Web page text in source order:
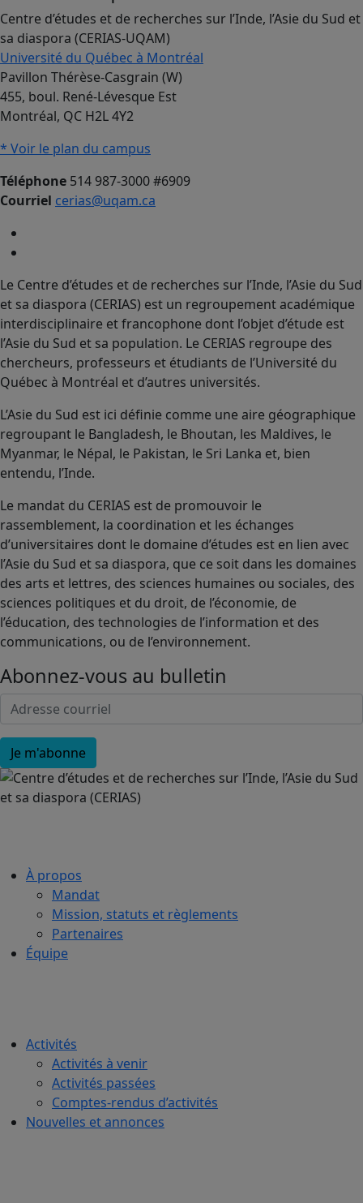
Centre d’études et de recherches sur l’Inde, l’Asie du Sud et
sa diaspora (CERIAS-UQAM)
Université du Québec à Montréal
Pavillon Thérèse-Casgrain (W)
455, boul. René-Lévesque Est
Montréal, QC H2L 4Y2
* Voir le plan du campus
Téléphone 514 987-3000 #6909
Courriel cerias@uqam.ca
Le Centre d’études et de recherches sur l’Inde, l’Asie du Sud
et sa diaspora (CERIAS) est un regroupement académique
interdisciplinaire et francophone dont l’objet d’étude est
l’Asie du Sud et sa population. Le CERIAS regroupe des
chercheurs, professeurs et étudiants de l’Université du
Québec à Montréal et d’autres universités.
L’Asie du Sud est ici définie comme une aire géographique
regroupant le Bangladesh, le Bhoutan, les Maldives, le
Myanmar, le Népal, le Pakistan, le Sri Lanka et, bien
entendu, l’Inde.
Le mandat du CERIAS est de promouvoir le
rassemblement, la coordination et les échanges
d’universitaires dont le domaine d’études est en lien avec
l’Asie du Sud et sa diaspora, que ce soit dans les domaines
des arts et lettres, des sciences humaines ou sociales, des
sciences politiques et du droit, de l’économie, de
l’éducation, des technologies de l’information et des
communications, ou de l’environnement.
Abonnez-vous au bulletin
À propos
Mandat
Mission, statuts et règlements
Partenaires
Équipe
Activités
Activités à venir
Activités passées
Comptes-rendus d’activités
Nouvelles et annonces